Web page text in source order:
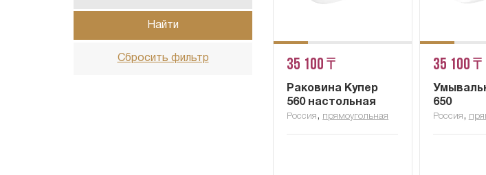
Найти
Сбросить фильтр 35 100 ₸
Раковина Купер
560 настольная
Россия , прямоугольная
35 100 ₸
650
Россия ,